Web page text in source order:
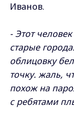
Иванов.
- Этот
старые
облицовку
точку. жаль,
похож на
с ребятами